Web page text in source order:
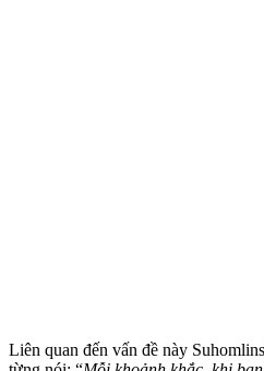
Liên quan đến vấn đề này